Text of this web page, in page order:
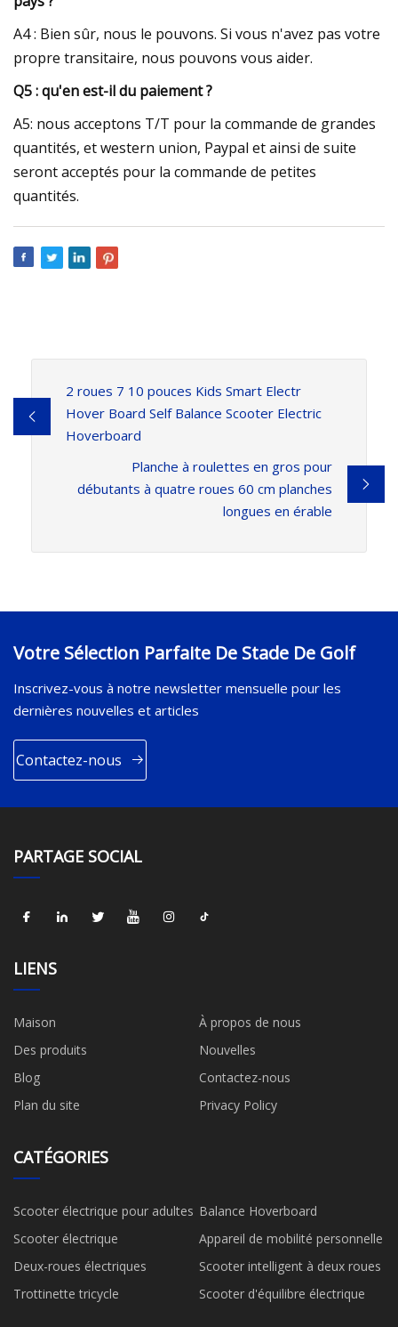
A4 : Bien sûr, nous le pouvons. Si vous n'avez pas votre
propre transitaire, nous pouvons vous aider.
Q5 : qu'en est-il du paiement ?
A5: nous acceptons T/T pour la commande de grandes
quantités, et western union, Paypal et ainsi de suite
seront acceptés pour la commande de petites
quantités.
2 roues 7 10 pouces Kids Smart Electr
Hover Board Self Balance Scooter Electric
Hoverboard
Planche à roulettes en gros pour
débutants à quatre roues 60 cm planches
longues en érable
Votre Sélection Parfaite De Stade De Golf
Inscrivez-vous à notre newsletter mensuelle pour les
dernières nouvelles et articles
Contactez-nous
PARTAGE SOCIAL
LIENS
Maison
À propos de nous
Des produits
Nouvelles
Blog
Contactez-nous
Plan du site
Privacy Policy
CATÉGORIES
Scooter électrique pour adultes Balance Hoverboard
Scooter électrique
Appareil de mobilité personnelle
Deux-roues électriques
Scooter intelligent à deux roues
Trottinette tricycle
Scooter d'équilibre électrique